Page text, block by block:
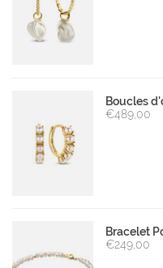
Boucles
€489,00
Bracelet
€249,00